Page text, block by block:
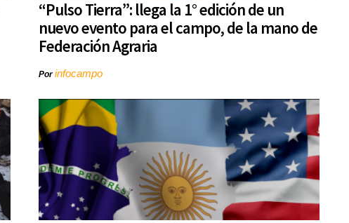
“Pulso Tierra”: llega la 1° edición de un
nuevo evento para el campo, de la mano de
Federación Agraria
Porinfocampo